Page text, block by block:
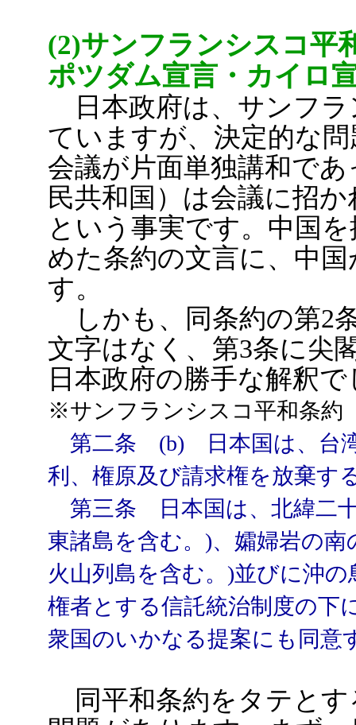
(2)サンフランシスコ
ポツダム宣言・カイロ
日本政府は、サンフラ
ていますが、決定的な
会議が片面単独講和で
民共和国）は会議に招
という事実です。中国
めた条約の文言に、中
す。
しかも、同条約の第2
文字はなく、第3条に尖
日本政府の勝手な解釈
※サンフランシスコ平和条約
第二条 (b) 日本国は、台湾
利、権原及び請求権を放棄す
第三条 日本国は、北緯二
東諸島を含む。)、孀婦岩の
火山列島を含む。)並びに沖
権者とする信託統治制度の下
衆国のいかなる提案にも同意
同平和条約をタテとす